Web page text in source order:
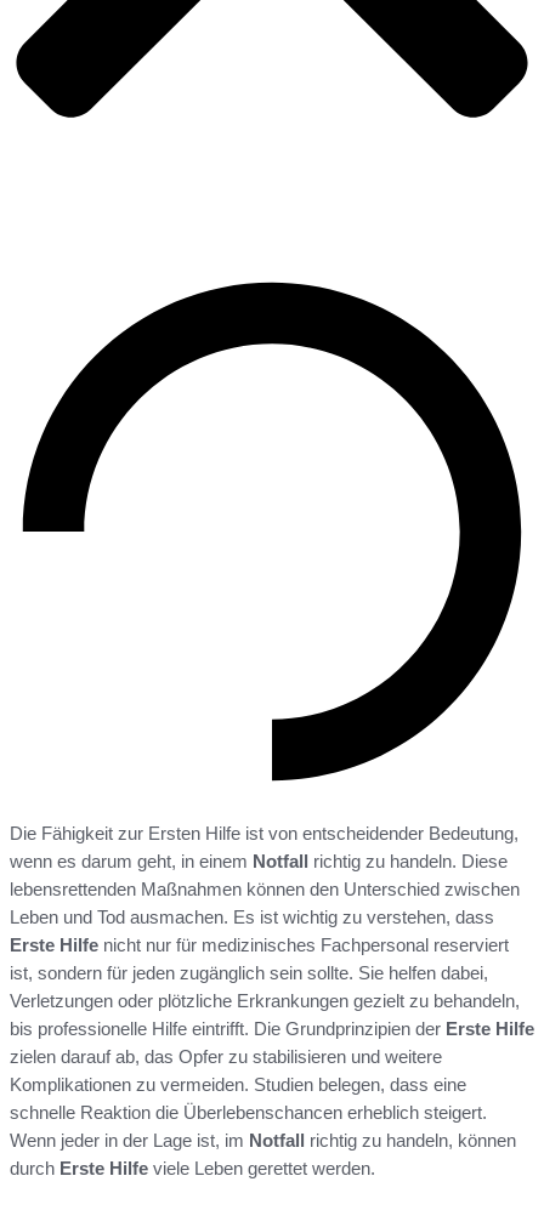
Die Fähigkeit zur Ersten Hilfe ist von entscheidender Bedeutung,
wenn es darum geht, in einem Notfall richtig zu handeln. Diese
lebensrettenden Maßnahmen können den Unterschied zwischen
Leben und Tod ausmachen. Es ist wichtig zu verstehen, dass
Erste Hilfe nicht nur für medizinisches Fachpersonal reserviert
ist, sondern für jeden zugänglich sein sollte. Sie helfen dabei,
Verletzungen oder plötzliche Erkrankungen gezielt zu behandeln,
bis professionelle Hilfe eintrifft. Die Grundprinzipien der Erste Hilfe
zielen darauf ab, das Opfer zu stabilisieren und weitere
Komplikationen zu vermeiden. Studien belegen, dass eine
schnelle Reaktion die Überlebenschancen erheblich steigert.
Wenn jeder in der Lage ist, im Notfall richtig zu handeln, können
durch Erste Hilfe viele Leben gerettet werden.